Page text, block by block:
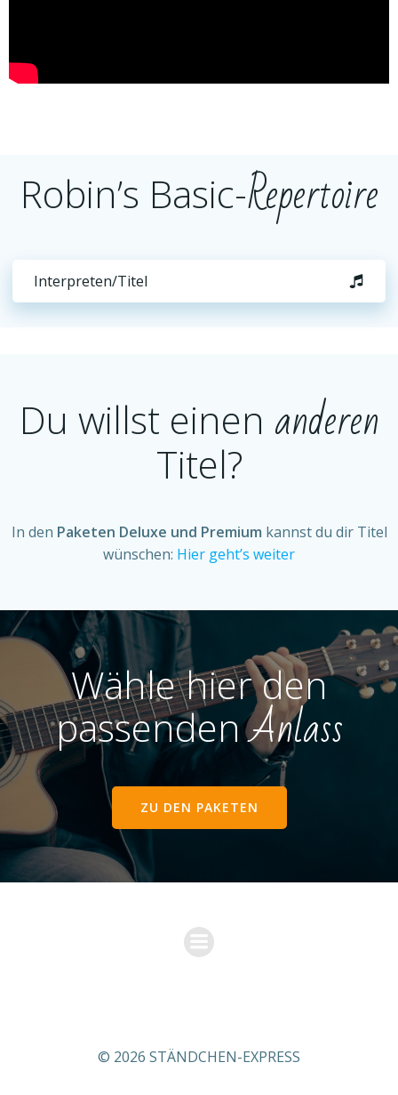
Robin’s Basic-Repertoire
Interpreten/Titel
Du willst einen anderen
Titel?
In den Paketen Deluxe und Premium kannst du dir Titel
wünschen: Hier geht’s weiter
Wähle hier den
passendenAnlass
ZU DEN PAKETEN
© 2026 STÄNDCHEN-EXPRESS